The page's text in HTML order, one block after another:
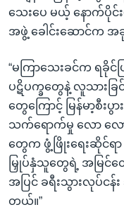
သေးပေ မယ့် နောက်ပိုင်
အဖွဲ့ ခေါင်းဆောင်က အ
“မကြာသေးခင်က ရခိုင်
ပဋိပက္ခတွေနဲ့ လူသားခ
တွေကြောင့် မြန်မာ့စီး
သက်ရောက်မှု လော လ
တွေက ဖွံ့ဖြိုးရေးဆိုင်ရာ
မြှုပ်နှံသူတွေရဲ့ အမြင်တွ
အပြင် ခရီးသွားလုပ်ငန်
တယ်။”